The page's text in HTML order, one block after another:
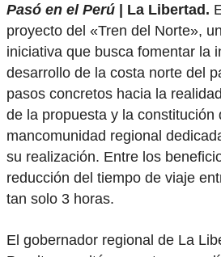
Pasó en el Perú | La Libertad.
proyecto del «Tren del Norte»,
iniciativa que busca fomentar la
desarrollo de la costa norte del
pasos concretos hacia la
de la propuesta y la constitución
mancomunidad regional
su realización. Entre los
reducción del tiempo de viaje
tan solo 3 horas.
El gobernador regional de La